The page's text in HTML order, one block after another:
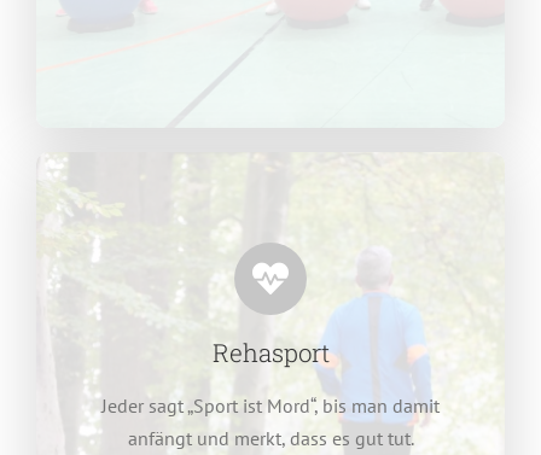
Rehasport
Jeder sagt „Sport ist Mord“, bis man damit
anfängt und merkt, dass es gut tut.